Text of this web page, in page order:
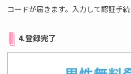
コードが届きます。入力して認証手続
4.登録完了